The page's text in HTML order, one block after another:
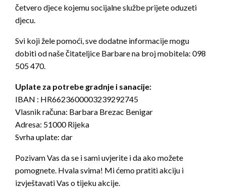
četvero djece kojemu socijalne službe prijete oduzeti
djecu.
Svi koji žele pomoći, sve dodatne informacije mogu
dobiti od naše čitateljice Barbare na broj mobitela: ‎098
505 470.
Uplate za potrebe gradnje i sanacije:
IBAN : HR6623600003239292745
Vlasnik računa: Barbara Brezac Benigar
Adresa: 51000 Rijeka
Svrha uplate: dar
Pozivam Vas da se i sami uvjerite i da ako možete
pomognete. Hvala svima! Mi ćemo pratiti akciju i
izvještavati Vas o tijeku akcije.